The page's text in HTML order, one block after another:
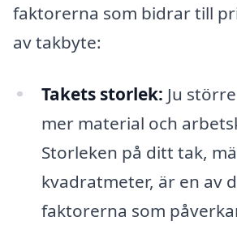
faktorerna som bidrar till
av takbyte:
Takets storlek: Ju
mer material och
Storleken på ditt tak,
kvadratmeter, är en av
faktorerna som